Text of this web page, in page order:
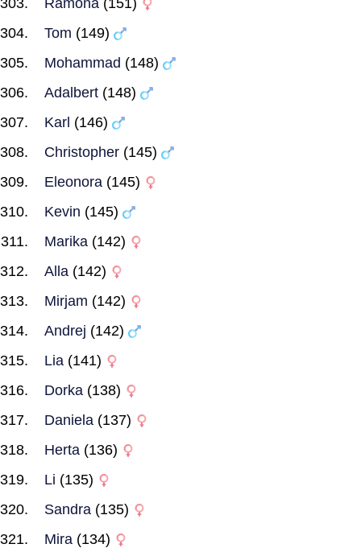
Ramona (151)
Tom (149)
Mohammad (148)
Adalbert (148)
Karl (146)
Christopher (145)
Eleonora (145)
Kevin (145)
Marika (142)
Alla (142)
Mirjam (142)
Andrej (142)
Lia (141)
Dorka (138)
Daniela (137)
Herta (136)
Li (135)
Sandra (135)
Mira (134)